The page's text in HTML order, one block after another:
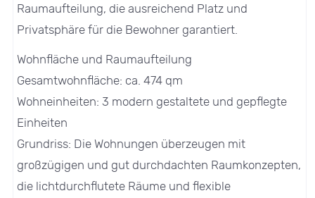
Raumaufteilung, die ausreichend Platz und
Privatsphäre für die Bewohner garantiert.
Wohnfläche und Raumaufteilung
Gesamtwohnfläche: ca. 474 qm
Wohneinheiten: 3 modern gestaltete und gepflegte
Einheiten
Grundriss: Die Wohnungen überzeugen mit
großzügigen und gut durchdachten Raumkonzepten,
die lichtdurchflutete Räume und flexible